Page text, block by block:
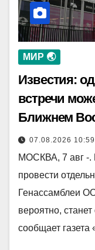
МИР 🌏
Известия:
встречи
Ближнем
07.08.2026 10:59
МОСКВА, 7 авг -
провести
Генассамблеи
вероятно,
сообщает